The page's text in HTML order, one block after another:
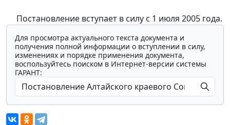
Постановление вступает в силу с 1 июля 2005 года.
Для просмотра актуального текста документа и
получения полной информации о вступлении в силу,
изменениях и порядке применения документа,
воспользуйтесь поиском в Интернет-версии системы
ГАРАНТ: